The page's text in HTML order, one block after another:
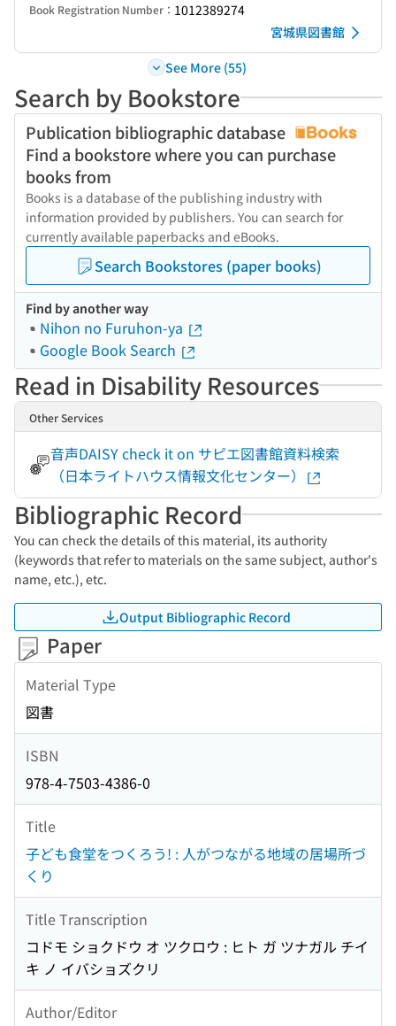
Book Registration Number： 1012389274
宮城県図書館
See More (55)
Search by Bookstore
Publication bibliographic database
Find a bookstore where you can purchase
books from
Books is a database of the publishing industry with
information provided by publishers. You can search for
currently available paperbacks and eBooks.
Search Bookstores (paper books)
Find by another way
Nihon no Furuhon-ya
Google Book Search
Read in Disability Resources
Other Services
音声DAISY check it on サピエ図書館資料検索
（日本ライトハウス情報文化センター）
Bibliographic Record
You can check the details of this material, its authority
(keywords that refer to materials on the same subject, author's
name, etc.), etc.
Output Bibliographic Record
Paper
Material Type
図書
ISBN
978-4-7503-4386-0
Title
子ども食堂をつくろう! : 人がつながる地域の居場所づ
くり
Title Transcription
コドモ ショクドウ オ ツクロウ : ヒト ガ ツナガル チイ
キ ノ イバショズクリ
Author/Editor